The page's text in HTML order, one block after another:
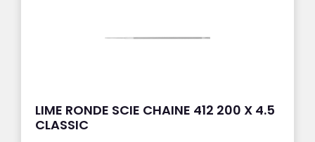
LIME RONDE SCIE CHAINE 412 200 X 4.5
CLASSIC